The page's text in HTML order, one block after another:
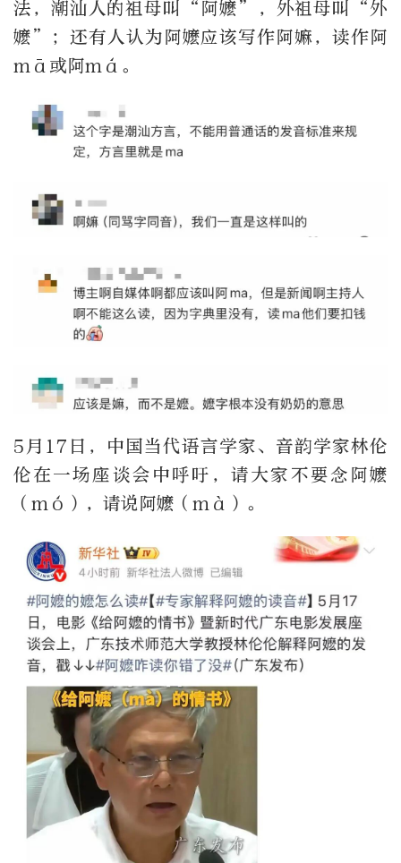
法，潮汕人的祖母叫“阿嬷”，外祖母叫“外
嬷”；还有人认为阿嬷应该写作阿嫲，读作阿
mā或阿má。
5月17日，中国当代语言学家、音韵学家林伦
伦在一场座谈会中呼吁，请大家不要念阿嬷
（mó），请说阿嬷（mà）。